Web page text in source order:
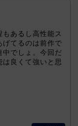
あるし高性能ス
げてるのは前作で
中でしょ。今回だ
良くて強いと思